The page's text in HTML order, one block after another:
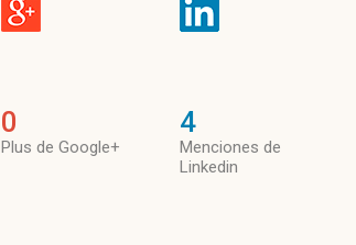
0
Plus de Google+
4
Menciones de
Linkedin